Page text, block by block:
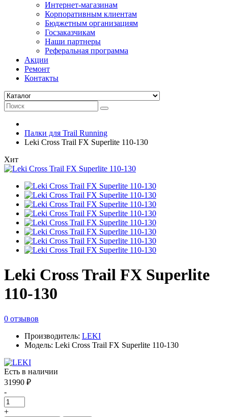
Интернет-магазинам
Корпоративным клиентам
Бюджетным организациям
Госзаказчикам
Наши партнеры
Реферальная программа
Акции
Ремонт
Контакты
Палки для Trail Running
Leki Cross Trail FX Superlite 110-130
Хит
Leki Cross Trail FX Superlite
110-130
0 отзывов
Производитель: LEKI
Модель: Leki Cross Trail FX Superlite 110-130
Есть в наличии
31990 ₽
-
+